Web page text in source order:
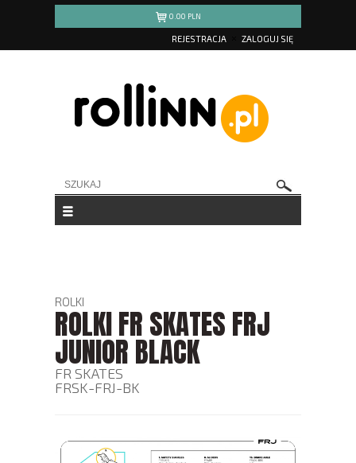
0.00 PLN
REJESTRACJA ZALOGUJ SIĘ
ROLKI
ROLKI FR SKATES FRJ
JUNIOR BLACK
FR SKATES
FRSK-FRJ-BK